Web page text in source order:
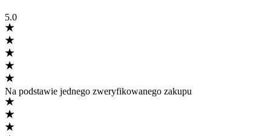
5.0
Na podstawie jednego zweryfikowanego zakupu